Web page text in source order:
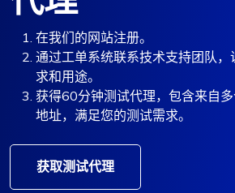
在我们的网站注册。
通过工单系统联系技术支持团队
求和用途。
获得60分钟测试代理，包含来自
地址，满足您的测试需求。
获取测试代理